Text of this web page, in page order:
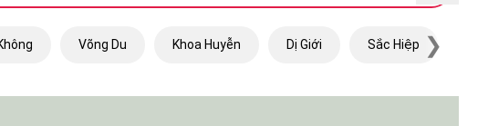
Võng Du Khoa Huyễn Dị Giới Sắc Hiệp ❯